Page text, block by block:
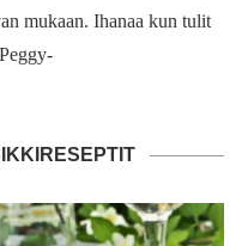
mukaan. Ihanaa kun tulit